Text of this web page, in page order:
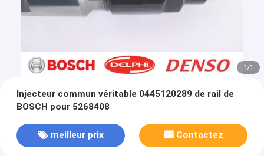
1/1
Injecteur commun véritable 0445120289 de rail de
BOSCH pour 5268408
meilleur prix Contactez